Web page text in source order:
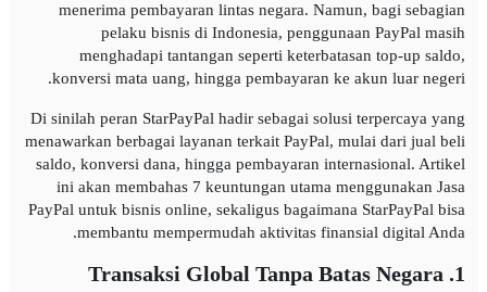
menerima pembayaran lintas negara. Namun, bagi sebagian
pelaku bisnis di Indonesia, penggunaan PayPal masih
menghadapi tantangan seperti keterbatasan top-up saldo,
konversi mata uang, hingga pembayaran ke akun luar negeri.
Di sinilah peran StarPayPal hadir sebagai solusi terpercaya yang
menawarkan berbagai layanan terkait PayPal, mulai dari jual beli
saldo, konversi dana, hingga pembayaran internasional. Artikel
ini akan membahas 7 keuntungan utama menggunakan Jasa
PayPal untuk bisnis online, sekaligus bagaimana StarPayPal bisa
membantu mempermudah aktivitas finansial digital Anda.
1. Transaksi Global Tanpa Batas Negara